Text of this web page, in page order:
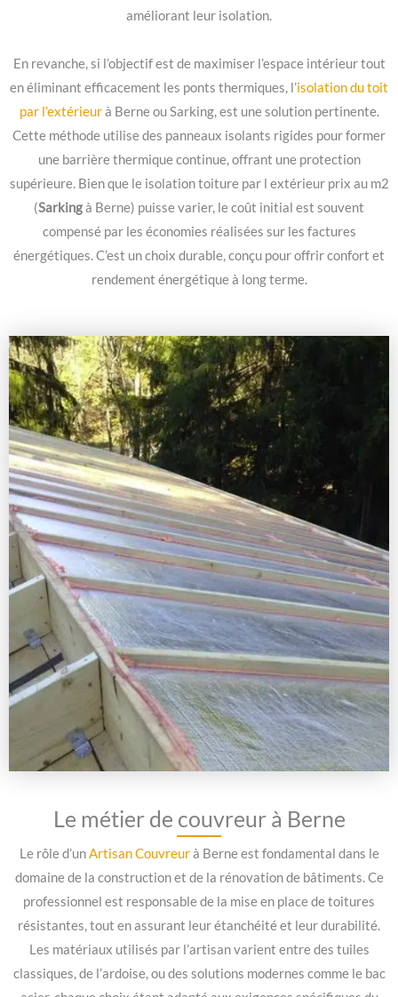
améliorant leur isolation.
En revanche, si l’objectif est de maximiser l’espace intérieur tout
en éliminant efficacement les ponts thermiques, l’isolation du toit
par l’extérieurà Berne ou Sarking, est une solution pertinente.
Cette méthode utilise des panneaux isolants rigides pour former
une barrière thermique continue, offrant une protection
supérieure. Bien que le isolation toiture par l extérieur prix au m2
(Sarkingà Berne) puisse varier, le coût initial est souvent
compensé par les économies réalisées sur les factures
énergétiques. C’est un choix durable, conçu pour offrir confort et
rendement énergétique à long terme.
Le métier de couvreur à Berne
Le rôle d’unArtisan Couvreurà Berne est fondamental dans le
domaine de la construction et de la rénovation de bâtiments. Ce
professionnel est responsable de la mise en place de toitures
résistantes, tout en assurant leur étanchéité et leur durabilité.
Les matériaux utilisés par l’artisan varient entre des tuiles
classiques, de l’ardoise, ou des solutions modernes comme le bac